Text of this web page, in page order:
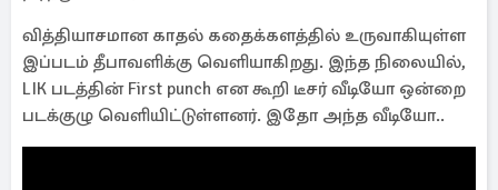
வித்தியாசமான காதல் கதைக்களத்தில் உருவாகியுள்ள
இப்படம் தீபாவளிக்கு வெளியாகிறது. இந்த நிலையில்,
LIK படத்தின் First punch என கூறி டீசர் வீடியோ ஒன்றை
படக்குழு வெளியிட்டுள்ளனர். இதோ அந்த வீடியோ..